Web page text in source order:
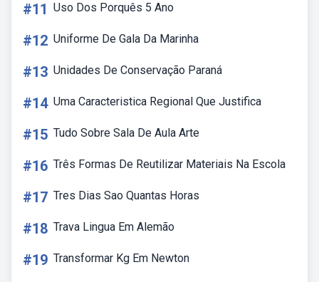
#11 Uso Dos Porquês 5 Ano
#12 Uniforme De Gala Da Marinha
#13 Unidades De Conservação Paraná
#14 Uma Caracteristica Regional Que Justifica
#15 Tudo Sobre Sala De Aula Arte
#16 Três Formas De Reutilizar Materiais Na Escola
#17 Tres Dias Sao Quantas Horas
#18 Trava Lingua Em Alemão
#19 Transformar Kg Em Newton